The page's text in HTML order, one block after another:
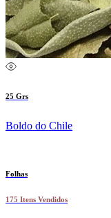
25 Grs
Boldo do Chile
Folhas
175 Itens Vendidos